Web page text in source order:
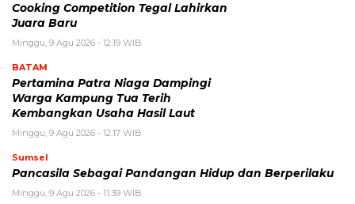
Cooking Competition Tegal Lahirkan
Juara Baru
Minggu, 9 Agu 2026 - 12:19 WIB
BATAM
Pertamina Patra Niaga Dampingi
Warga Kampung Tua Terih
Kembangkan Usaha Hasil Laut
Minggu, 9 Agu 2026 - 12:17 WIB
Sumsel
Pancasila Sebagai Pandangan Hidup dan Berperilaku
Minggu, 9 Agu 2026 - 11:39 WIB